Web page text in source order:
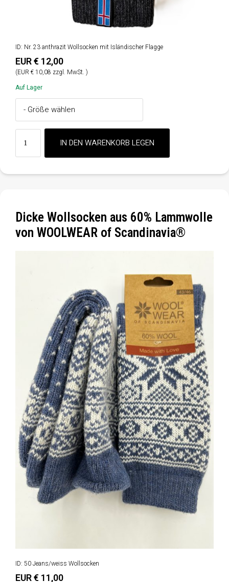
ID: Nr. 23 anthrazit Wollsocken mit Isländischer Flagge
EUR € 12,00
(EUR € 10,08 zzgl. MwSt. )
Auf Lager
Dicke Wollsocken aus 60% Lammwolle
von WOOLWEAR of Scandinavia®
ID: 50 Jeans/weiss Wollsocken
EUR € 11,00